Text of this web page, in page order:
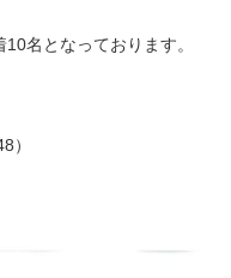
名となっております。
）